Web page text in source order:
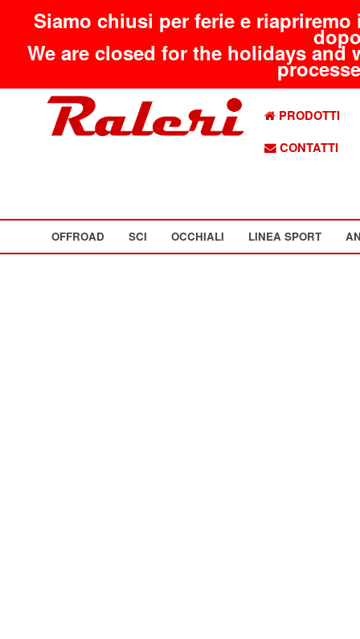
Siamo chiusi per ferie e
We are closed for the holidays
PRODOTTI
CONTATTI
OFFROAD SCI OCCHIALI LINEA SPORT